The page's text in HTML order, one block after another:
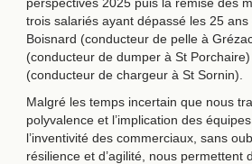
perspectives 2025 puis la remise des
trois salariés ayant dépassé les 25 ans
Boisnard (conducteur de pelle à
(conducteur de dumper à St
(conducteur de chargeur à St Sornin).
Malgré les temps incertain que nous
polyvalence et l’implication des
l’inventivité des commerciaux, sans
résilience et d’agilité, nous permettent